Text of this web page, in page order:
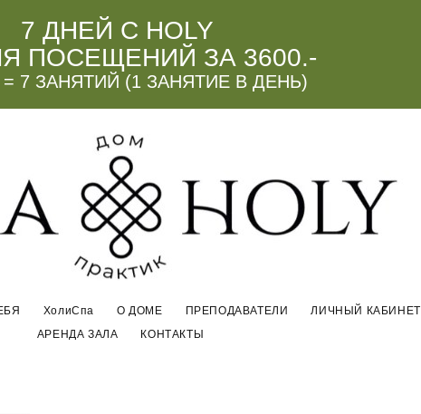
7 ДНЕЙ С HOLY
ПОСЕЩЕНИЙ ЗА 3600.-
7 ЗАНЯТИЙ (1 ЗАНЯТИЕ В ДЕНЬ)
ХолиСпа О ДОМЕ ПРЕПОДАВАТЕЛИ ЛИЧНЫЙ КАБИНЕТ
АРЕНДА ЗАЛА
КОНТАКТЫ
ХолиСпа О ДОМЕ ПРЕПОДАВАТЕЛИ ЛИЧНЫЙ КАБИНЕТ
АРЕНДА ЗАЛА
КОНТАКТЫ